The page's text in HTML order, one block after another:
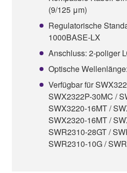
(9/125 μm)
Regulatorische
1000BASE-LX
Anschluss: 2-poliger
Optische
Verfügbar für
SWX2322P-30MC /
SWX3220-16MT /
SWX2320-16MT /
SWR2310-28GT /
SWR2310-10G /